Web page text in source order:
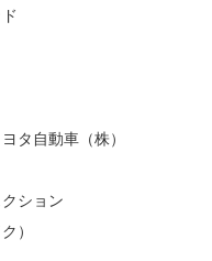
タ自動車（株）
ション
）